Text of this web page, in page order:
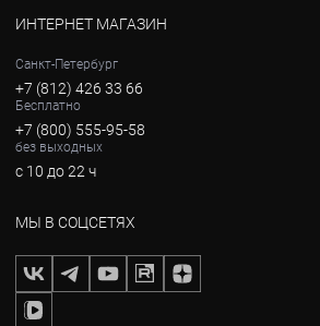
ИНТЕРНЕТ МАГАЗИН
Санкт-Петербург
+7 (812) 426 33 66
Бесплатно
+7 (800) 555-95-58
без выходных
с 10 до 22 ч
МЫ В СОЦСЕТЯХ